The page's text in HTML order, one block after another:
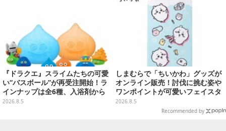
『ドラクエ』スライムたちの可愛
い“バスボール”が再受注開始！ラ
インナップは全6種、入浴剤から
モンスターのフィギュアが出てく
2026.8.5
しまむらで「ちいかわ」グッズが
オンライン販売！討伐に挑む姿や
ワンポイントが可愛いフェイスタ
オル、バスマットなど全14種
2026.8.5
Recommended by